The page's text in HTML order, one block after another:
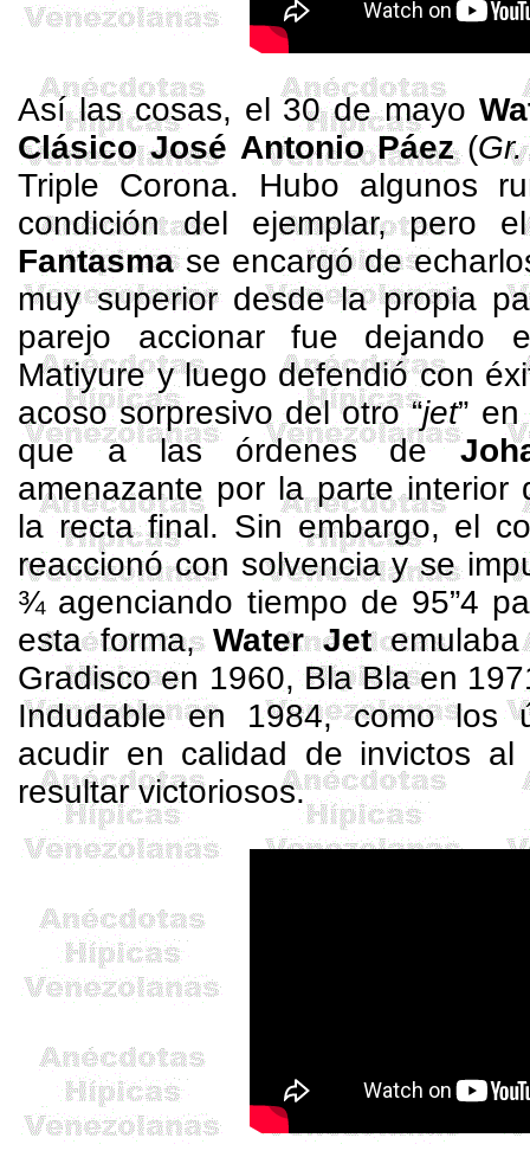
Así las cosas, el 30 de mayo
Clásico José Antonio Páez(
Triple Corona. Hubo algunos
condición del ejemplar, pero
Fantasmase encargó de
muy superior desde la propia
parejo accionar fue
Matiyurey luego defendió con
acoso sorpresivo del otro “jet”
que a las órdenes de
amenazante por la parte
la recta final. Sin embargo, el
reaccionó con solvencia y se
¾ agenciando tiempo de 95”4
esta forma,WaterJetemulaba
Gradiscoen 1960,Bla Blaen
Indudable en 1984, como los
acudir en calidad de invictos
resultar victoriosos.